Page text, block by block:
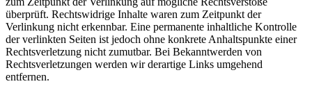
überprüft. Rechtswidrige Inhalte waren zum Zeitpunkt der
Verlinkung nicht erkennbar. Eine permanente inhaltliche Kontrolle
der verlinkten Seiten ist jedoch ohne konkrete Anhaltspunkte einer
Rechtsverletzung nicht zumutbar. Bei Bekanntwerden von
Rechtsverletzungen werden wir derartige Links umgehend
entfernen.